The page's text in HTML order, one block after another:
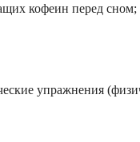
кофеин перед сном;
упражнения